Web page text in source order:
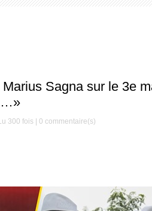
Sagna sur le 3e
300 fois | 0 commentaire(s)